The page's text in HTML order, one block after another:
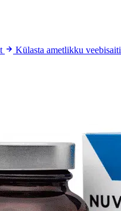
Külasta ametlikku veebisaiti